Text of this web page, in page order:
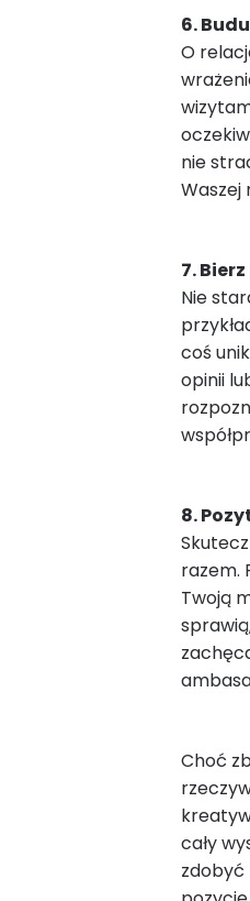
6.
O
nie
Waszej
7.
Nie
coś
opinii
8.
razem.
Twoją
Choć
cały
zdobyć